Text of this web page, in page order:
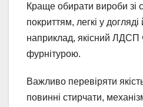
Краще обирати вироби зі
покриттям, легкі у догляді
наприклад, якісний
фурнітурою.
Важливо перевіряти
повинні стирчати,